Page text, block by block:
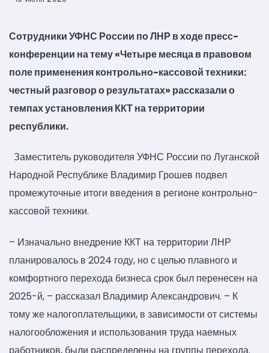
Сотрудники УФНС России по ЛНР в ходе пресс-
конференции на тему «Четыре месяца в правовом
поле применения контрольно-кассовой техники:
честный разговор о результатах» рассказали о
темпах установления ККТ на территории
республики.
Заместитель руководителя УФНС России по Луганской
Народной Республике Владимир Грошев подвел
промежуточные итоги введения в регионе контрольно-
кассовой техники.
– Изначально внедрение ККТ на территории ЛНР
планировалось в 2024 году, но с целью плавного и
комфортного перехода бизнеса срок был перенесен на
2025-й, – рассказал Владимир Александрович. – К
тому же налогоплательщики, в зависимости от системы
налогообложения и использования труда наемных
работников, были распределены на группы перехода.